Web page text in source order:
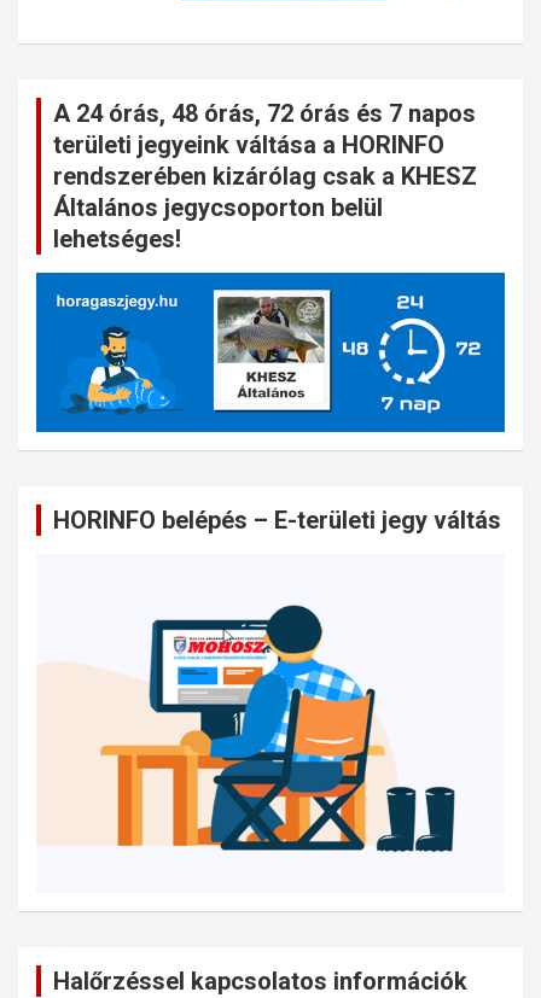
A 24 órás, 48 órás, 72 órás és 7 napos
területi jegyeink váltása a HORINFO
rendszerében kizárólag csak a KHESZ
Általános jegycsoporton belül
lehetséges!
HORINFO belépés – E-területi jegy váltás
Halőrzéssel kapcsolatos információk